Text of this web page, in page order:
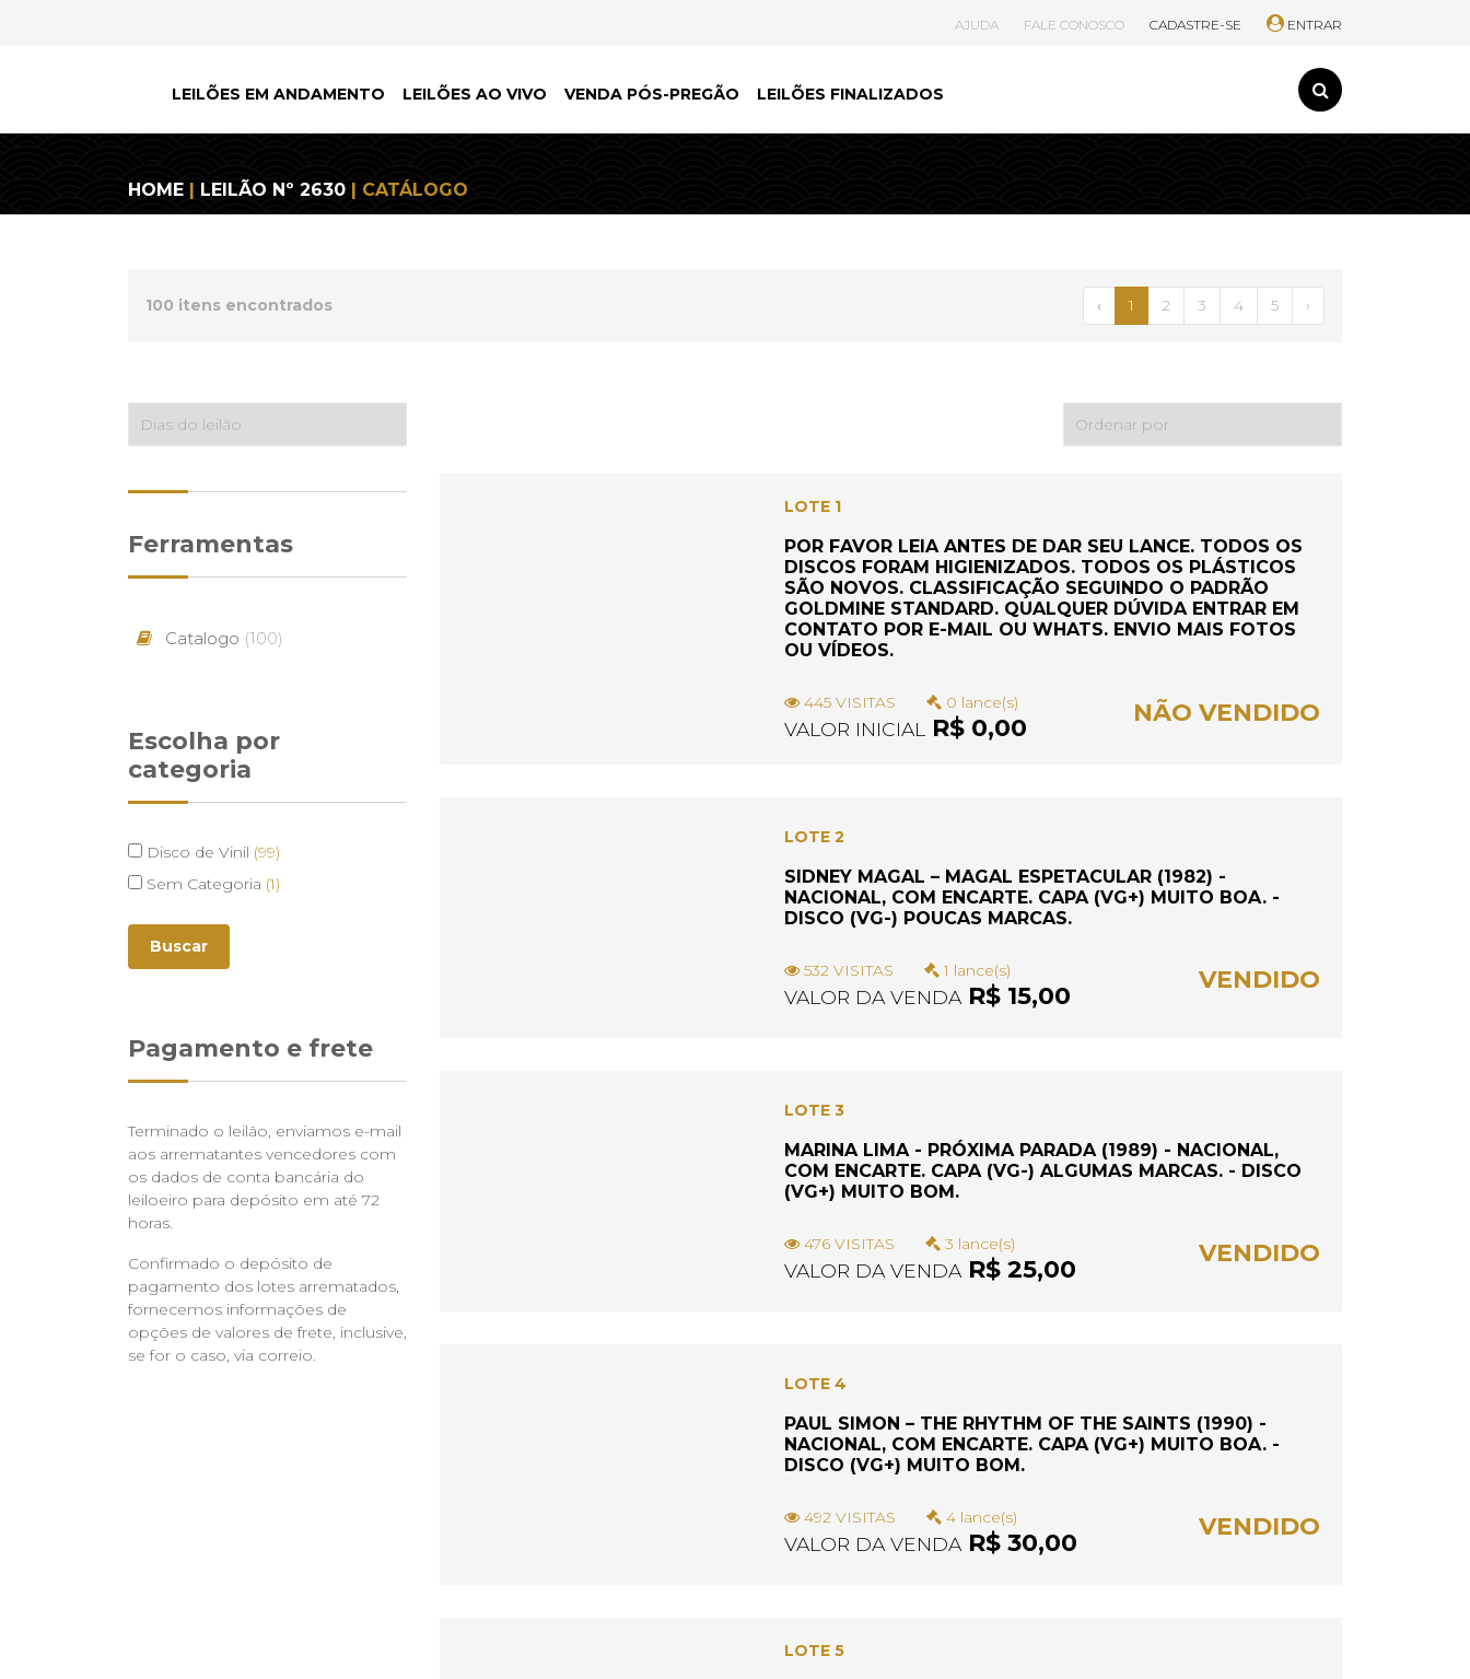
AJUDA FALE CONOSCO CADASTRE-SE ENTRAR
LEILÕES EM ANDAMENTO LEILÕES AO VIVO VENDA PÓS-PREGÃO LEILÕES FINALIZADOS
HOME | LEILÃO Nº 2630 | CATÁLOGO
100 itens encontrados ‹ 1 2 3 4 5 ›
Ferramentas
Catalogo (100)
Escolha por
categoria
Disco de Vinil (99)
Sem Categoria (1)
Buscar
Pagamento e frete
Terminado o leilão, enviamos e-mail
aos arrematantes vencedores com
os dados de conta bancária do
leiloeiro para depósito em até 72
horas.
Confirmado o depósito de
pagamento dos lotes arrematados,
fornecemos informações de
opções de valores de frete, inclusive,
se for o caso, via correio.
LOTE 1
POR FAVOR LEIA ANTES DE DAR SEU LANCE. TODOS OS
DISCOS FORAM HIGIENIZADOS. TODOS OS PLÁSTICOS
SÃO NOVOS. CLASSIFICAÇÃO SEGUINDO O PADRÃO
GOLDMINE STANDARD. QUALQUER DÚVIDA ENTRAR EM
CONTATO POR E-MAIL OU WHATS. ENVIO MAIS FOTOS
OU VÍDEOS.
445 VISITAS 0 lance(s)
VALOR INICIAL R$ 0,00
NÃO VENDIDO
LOTE 2
SIDNEY MAGAL – MAGAL ESPETACULAR (1982) -
NACIONAL, COM ENCARTE. CAPA (VG+) MUITO BOA. -
DISCO (VG-) POUCAS MARCAS.
532 VISITAS 1 lance(s)
VALOR DA VENDAR$ 15,00
VENDIDO
LOTE 3
MARINA LIMA - PRÓXIMA PARADA (1989) - NACIONAL,
COM ENCARTE. CAPA (VG-) ALGUMAS MARCAS. - DISCO
(VG+) MUITO BOM.
476 VISITAS 3 lance(s)
VALOR DA VENDAR$ 25,00
VENDIDO
LOTE 4
PAUL SIMON – THE RHYTHM OF THE SAINTS (1990) -
NACIONAL, COM ENCARTE. CAPA (VG+) MUITO BOA. -
DISCO (VG+) MUITO BOM.
492 VISITAS 4 lance(s)
VALOR DA VENDAR$ 30,00
VENDIDO
LOTE 5